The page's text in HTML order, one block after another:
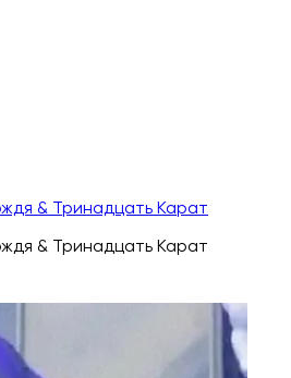
& Тринадцать Карат
& Тринадцать Карат